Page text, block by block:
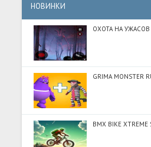
НОВИНКИ
ОХОТА НА УЖАСОВ
GRIMA MONSTER
BMX BIKE XTREME